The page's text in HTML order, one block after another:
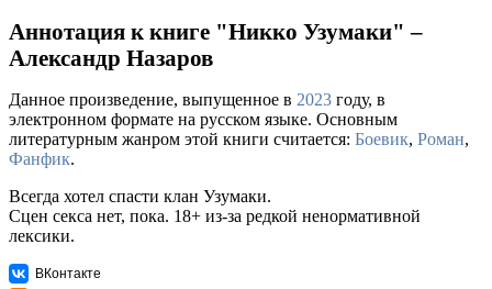
Аннотация к книге "Никко Узумаки" –
Александр Назаров
Данное произведение, выпущенное в 2023 году, в
электронном формате на русском языке. Основным
литературным жанром этой книги считается: Боевик, Роман,
Фанфик.
Всегда хотел спасти клан Узумаки.
Сцен секса нет, пока. 18+ из-за редкой ненормативной
лексики.
ВКонтакте